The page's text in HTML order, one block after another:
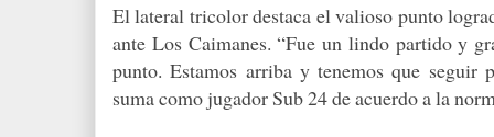
El lateral tricolor destaca el valioso punto
ante Los Caimanes. “Fue un lindo partido y
punto. Estamos arriba y tenemos que seguir
suma como jugador Sub 24 de acuerdo a la